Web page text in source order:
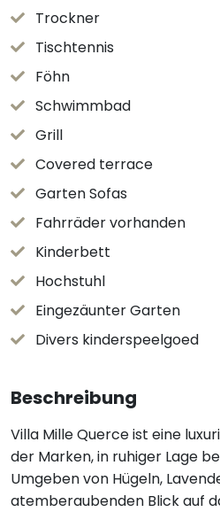
Trockner
Tischtennis
Föhn
Schwimmbad
Grill
Covered terrace
Garten Sofas
Fahrräder vorhanden
Kinderbett
Hochstuhl
Eingezäunter Garten
Divers kinderspeelgoed
Beschreibung
Villa Mille Querce ist eine
der Marken, in ruhiger Lage
Umgeben von Hügeln,
atemberaubenden Blick auf